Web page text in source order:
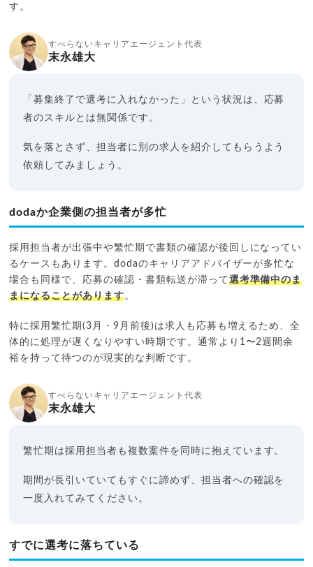
す。
すべらないキャリアエージェント代表
末永雄大
「募集終了で選考に入れなかった」という状況は、応募
者のスキルとは無関係です。
気を落とさず、担当者に別の求人を紹介してもらうよう
依頼してみましょう。
dodaか企業側の担当者が多忙
採用担当者が出張中や繁忙期で書類の確認が後回しになってい
るケースもあります。dodaのキャリアアドバイザーが多忙な
場合も同様で、応募の確認・書類転送が滞って 選考準備中のま
まになることがあります。
特に採用繁忙期(3月・9月前後)は求人も応募も増えるため、全
体的に処理が遅くなりやすい時期です。通常より1〜2週間余
裕を持って待つのが現実的な判断です。
すべらないキャリアエージェント代表
末永雄大
繁忙期は採用担当者も複数案件を同時に抱えています。
期間が長引いていてもすぐに諦めず、担当者への確認を
一度入れてみてください。
すでに選考に落ちている